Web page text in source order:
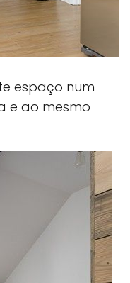
espaço num
e ao mesmo